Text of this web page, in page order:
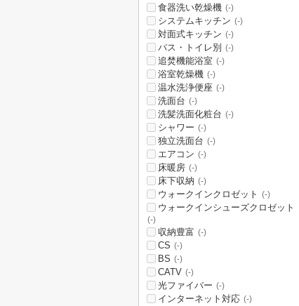
食器洗い乾燥機 (-)
システムキッチン (-)
対面式キッチン (-)
バス・トイレ別 (-)
追焚機能浴室 (-)
浴室乾燥機 (-)
温水洗浄便座 (-)
洗面台 (-)
洗髪洗面化粧台 (-)
シャワー (-)
独立洗面台 (-)
エアコン (-)
床暖房 (-)
床下収納 (-)
ウォークインクロゼット (-)
ウォークインシューズクロゼット
(-)
収納豊富 (-)
CS (-)
BS (-)
CATV (-)
光ファイバー (-)
インターネット対応 (-)